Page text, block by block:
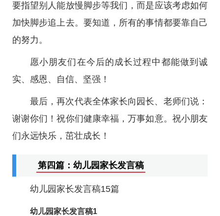
要指望别人能放慢脚步等我们，而是应该考虑如何
加快脚步追上去。要知道，所有的事情都要靠自己
的努力。
愿小朋友们在今后的成长过程中都能做到诚
实、感恩、自信、坚强！
最后，再次代表全体家长向园长、老师们说：
谢谢你们！祝你们健康幸福，万事如意。祝小朋友
们永远快乐，茁壮成长！
第四篇：幼儿园家长发言稿
幼儿园家长发言稿15篇
幼儿园家长发言稿1